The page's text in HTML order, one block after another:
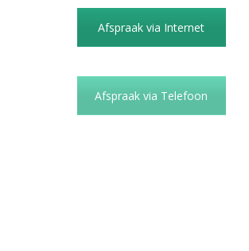
Afspraak via Internet
Afspraak via Telefoon